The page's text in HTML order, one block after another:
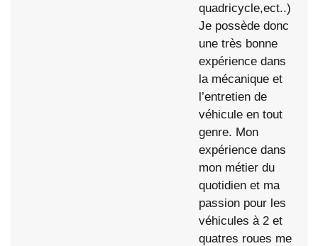
quadricycle,ect..)
Je possède donc
une très bonne
expérience dans
la mécanique et
l’entretien de
véhicule en tout
genre. Mon
expérience dans
mon métier du
quotidien et ma
passion pour les
véhicules à 2 et
quatres roues me